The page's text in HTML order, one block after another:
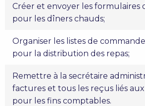
Créer et envoyer les formulaires
pour les dîners chauds;
Organiser les listes de
pour la distribution des repas;
Remettre à la secrétaire
factures et tous les reçus liés
pour les fins comptables.